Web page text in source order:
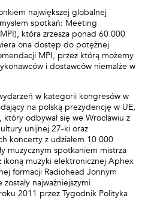
największej globalnej
spotkań: Meeting
która zrzesza ponad 60 000
ona dostęp do potężnej
MPI, przez którą możemy
i dostawców niemalże w
w kategorii kongresów w
na polską prezydencję w UE,
odbywał się we Wrocławiu z
unijnej 27-ki oraz
koncerty z udziałem 10 000
muzycznym spotkaniem mistrza
ikoną muzyki elektronicznej Aphex
formacji Radiohead Jonnym
najważniejszymi
2011 przez Tygodnik Polityka